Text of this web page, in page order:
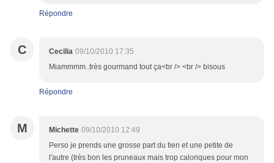
Répondre
C Cecilia 09/10/2010 17:35
Miammmm..très gourmand tout ça<br /> <br /> bisous
Répondre
M Michette 09/10/2010 12:49
Perso je prends une grosse part du tien et une petite de
l'autre (très bon les pruneaux mais trop caloriques pour mon